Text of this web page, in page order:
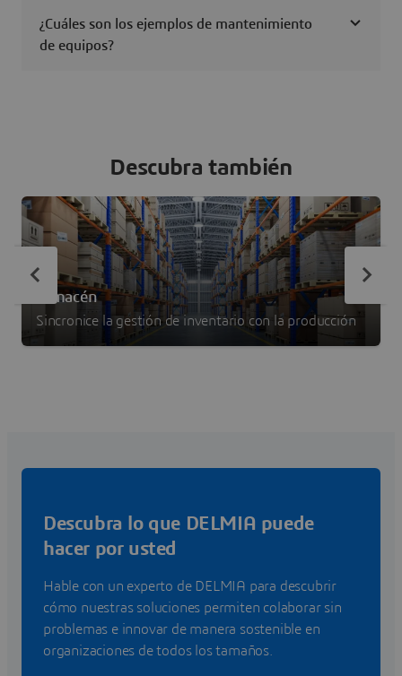
¿Cuáles son los ejemplos de mantenimiento
de equipos?
Descubra también
Almacén
Sincronice la gestión de inventario con la producción
Descubra lo que DELMIA puede
hacer por usted
Hable con un experto de DELMIA para descubrir
cómo nuestras soluciones permiten colaborar sin
problemas e innovar de manera sostenible en
organizaciones de todos los tamaños.